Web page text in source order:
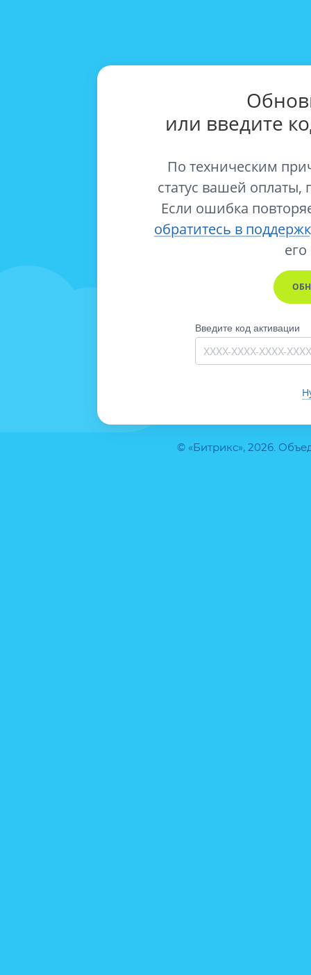
© «Битрикс», 2026.
или введите
По техническим
статус вашей оплаты,
Если ошибка
обратитесь в
его
Введите код активации